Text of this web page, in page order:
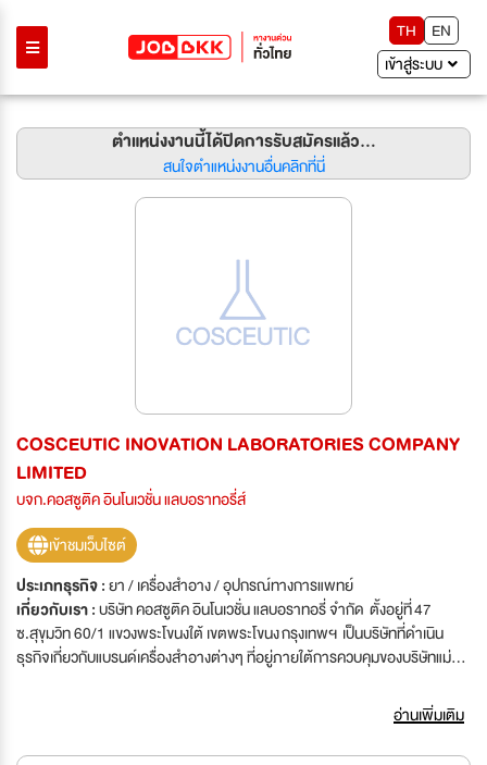
TH
EN
เข้าสู่ระบบ
ตำแหน่งงานนี้ได้ปิดการรับสมัครแล้ว...
สนใจตำแหน่งงานอื่นคลิกที่นี่
COSCEUTIC INOVATION LABORATORIES COMPANY
LIMITED
บจก.คอสซูติค อินโนเวชั่น แลบอราทอรี่ส์
เข้าชมเว็บไซต์
ประเภทธุรกิจ :ยา / เครื่องสำอาง / อุปกรณ์ทางการแพทย์
เกี่ยวกับเรา :บริษัท คอสซูติค อินโนเวชั่น แลบอราทอรี่ จำกัด ตั้งอยู่ที่ 47
ซ.สุขุมวิท 60/1 แขวงพระโขนงใต้ เขตพระโขนง กรุงเทพฯ เป็นบริษัทที่ดำเนิน
ธุรกิจเกี่ยวกับแบรนด์เครื่องสำอางต่างๆ ที่อยู่ภายใต้การควบคุมของบริษัทแม่
เวชสำอางคุณภาพสูง ภายใต้แบรนด์ของคุณ โดยให้บริการแบบ OEM และ
ODM มีสำนักงานใหญ่ตั้งอยู่ที่ จ.พิษณุโลก และมีโรงงานผลิตที่ ต.บ้านยาง
อ.เมือง จ.นครปฐม เราดำเนินธุรกิจด้วยการนำเอานวัตกรรมและเทคโนโลยีที่ทัน
อ่านเพิ่มเติม